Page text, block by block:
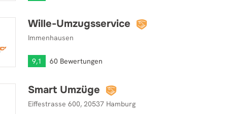
Wille-Umzugsservice
Immenhausen
9,1 60 Bewertungen
Smart Umzüge
Eiffestrasse 600, 20537 Hamburg